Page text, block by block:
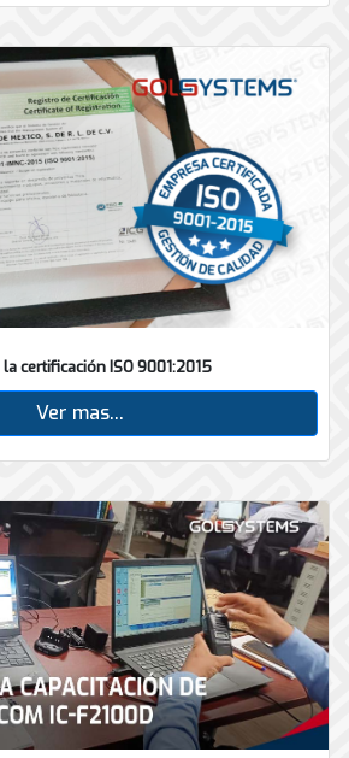
certificación ISO 9001:2015
Ver mas...